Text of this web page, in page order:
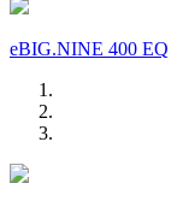
eBIG.NINE 400 EQ